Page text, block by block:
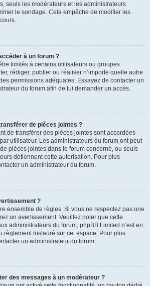
seuls les modérateurs et les administrateurs
le sondage. Cela empêche de modifier les
à un forum ?
limités à certains utilisateurs ou groupes
rédiger, publier ou réaliser n’importe quelle autre
permissions adéquates. Essayez de contacter un
du forum afin de lui demander un accès.
de pièces jointes ?
de transférer des pièces jointes sont accordées
utilisateur. Les administrateurs du forum ont peut-
pièces jointes dans le forum concerné, ou seuls
détiennent cette autorisation. Pour plus
un administrateur du forum.
?
ensemble de règles. Si vous ne respectez pas une
un avertissement. Veuillez noter que cette
administrateurs du forum, phpBB Limited n’est en
règlement instauré sur cet espace. Pour plus
un administrateur du forum.
des messages à un modérateur ?